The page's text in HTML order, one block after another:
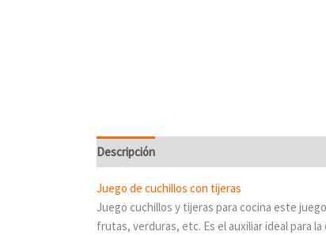
Descripción
Juego de cuchillos con tijeras
Juego cuchillos y tijeras para cocina este
frutas, verduras, etc. Es el auxiliar ideal para la